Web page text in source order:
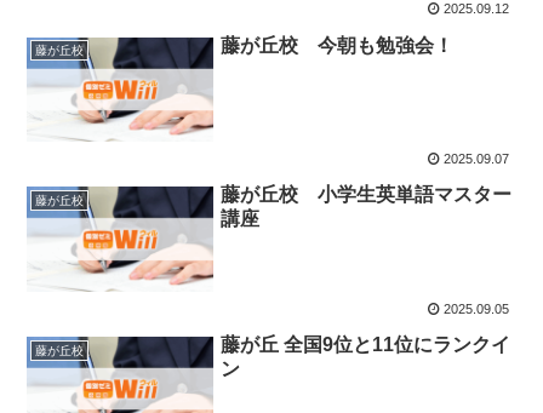
2025.09.12
藤が丘校 藤が丘校 今朝も勉強会！
2025.09.07
藤が丘校
藤が丘校 小学生英単語マスター
講座
2025.09.05
藤が丘校
藤が丘 全国9位と11位にランクイ
ン